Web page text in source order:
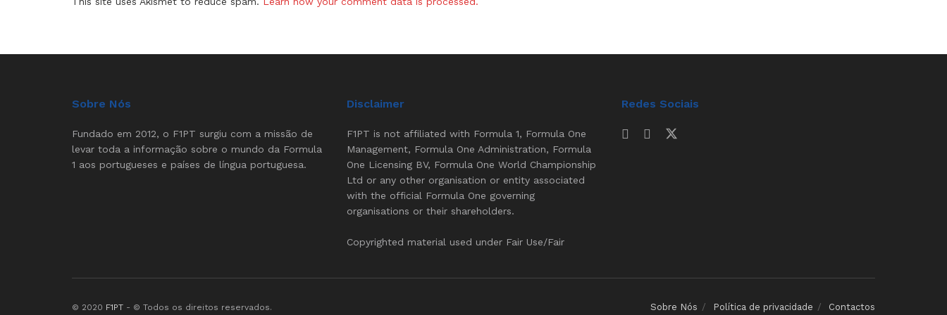
Sobre Nós
Fundado em 2012, o F1PT surgiu com a missão de
levar toda a informação sobre o mundo da Formula
1 aos portugueses e países de língua portuguesa.
Disclaimer
F1PT is not affiliated with Formula 1, Formula One
Management, Formula One Administration, Formula
One Licensing BV, Formula One World Championship
Ltd or any other organisation or entity associated
with the official Formula One governing
organisations or their shareholders.
Copyrighted material used under Fair Use/Fair
Redes Sociais
Sobre Nós Política de privacidade Contactos
© 2020 F1PT - © Todos os direitos reservados.